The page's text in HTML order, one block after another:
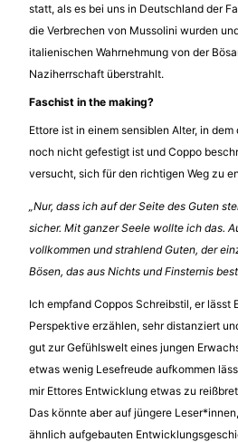
statt, als es bei uns in Deutschland der
die Verbrechen von Mussolini wurden
italienischen Wahrnehmung von der
Naziherrschaft überstrahlt.
Faschist in the making?
Ettore ist in einem sensiblen Alter, in
noch nicht gefestigt ist und Coppo
versucht, sich für den richtigen Weg zu
„Nur, dass ich auf der Seite des Guten
sicher. Mit ganzer Seele wollte ich das.
vollkommen und strahlend Guten, der
Bösen, das aus Nichts und Finsternis
Ich empfand Coppos Schreibstil, er lässt
Perspektive erzählen, sehr distanziert
gut zur Gefühlswelt eines jungen
etwas wenig Lesefreude aufkommen
mir Ettores Entwicklung etwas zu
Das könnte aber auf jüngere
ähnlich aufgebauten